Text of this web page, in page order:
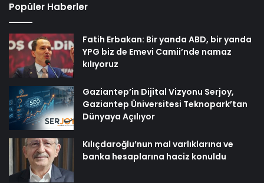
Popüler Haberler
Fatih Erbakan: Bir yanda ABD, bir yanda
YPG biz de Emevi Camii’nde namaz
kılıyoruz
Gaziantep’in Dijital Vizyonu Serjoy,
Gaziantep Üniversitesi Teknopark’tan
Dünyaya Açılıyor
Kılıçdaroğlu’nun mal varlıklarına ve
banka hesaplarına haciz konuldu